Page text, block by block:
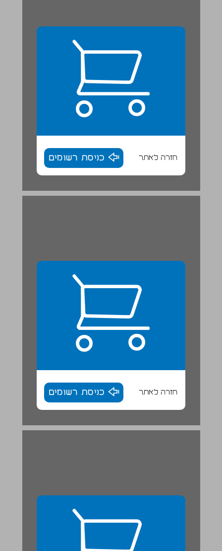
חזרה לאתר כניסת רשומים
הנתונים הכרונולוגיים בספר שופטים ... 16
חזרה לאתר כניסת רשומים
ההנהגה בתקופה הקדם־מלוכנית ... 17